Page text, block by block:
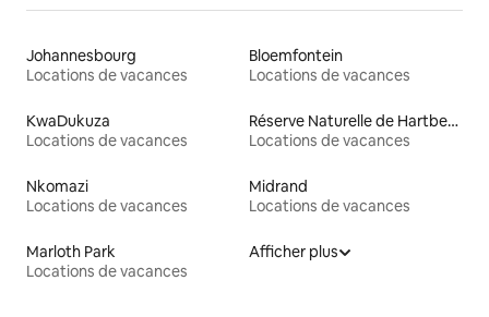
Johannesbourg
Locations de vacances
Bloemfontein
Locations de vacances
KwaDukuza
Locations de vacances
Réserve Naturelle de Hartbeespoort
Locations de vacances
Nkomazi
Locations de vacances
Midrand
Locations de vacances
Marloth Park
Locations de vacances
Afficher plus